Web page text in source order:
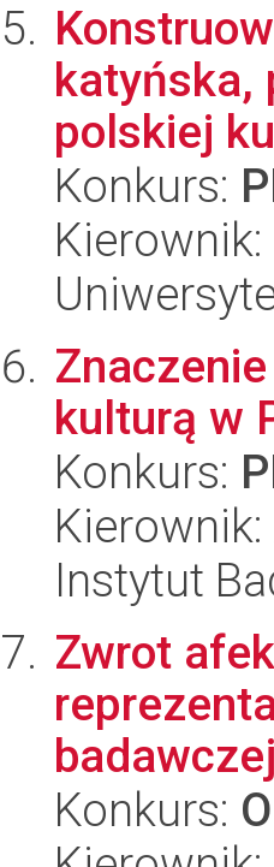
katyńska,
polskiej
Konkurs:
kulturą w
Konkurs:
Instytut
Zwrot
Konkurs: